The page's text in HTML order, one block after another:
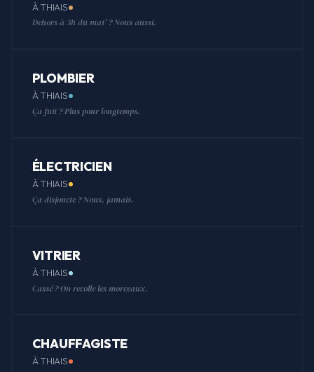
À THIAIS
Dehors à 3h du mat' ? Nous aussi.
PLOMBIER
À THIAIS
Ça fuit ? Plus pour longtemps.
ÉLECTRICIEN
À THIAIS
Ça disjoncte ? Nous, jamais.
VITRIER
À THIAIS
Cassé ? On recolle les morceaux.
CHAUFFAGISTE
À THIAIS